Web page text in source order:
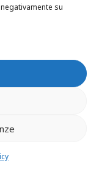
su
il
ad
a sua
giorni